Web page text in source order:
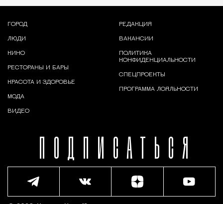
ПОДПИСАТЬСЯ
ГОРОД
ЛЮДИ
КИНО
РЕСТОРАНЫ И БАРЫ
КРАСОТА И ЗДОРОВЬЕ
МОДА
ВИДЕО
РЕДАКЦИЯ
ВАКАНСИИ
ПОЛИТИКА
КОНФИДЕНЦИАЛЬНОСТИ
СПЕЦПРОЕКТЫ
ПРОГРАММА ЛОЯЛЬНОСТИ